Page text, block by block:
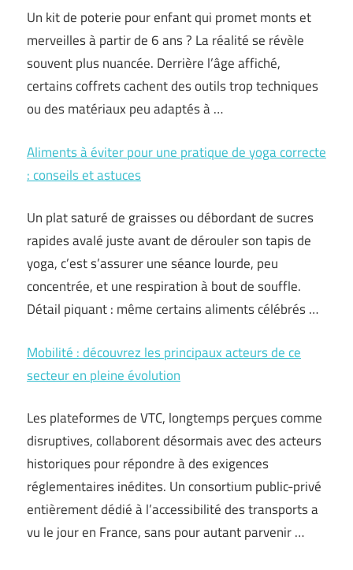
Un kit de poterie pour enfant qui promet monts et
merveilles à partir de 6 ans ? La réalité se révèle
souvent plus nuancée. Derrière l’âge affiché,
certains coffrets cachent des outils trop techniques
ou des matériaux peu adaptés à …
Aliments à éviter pour une pratique de yoga correcte
: conseils et astuces
Un plat saturé de graisses ou débordant de sucres
rapides avalé juste avant de dérouler son tapis de
yoga, c’est s’assurer une séance lourde, peu
concentrée, et une respiration à bout de souffle.
Détail piquant : même certains aliments célébrés …
Mobilité : découvrez les principaux acteurs de ce
secteur en pleine évolution
Les plateformes de VTC, longtemps perçues comme
disruptives, collaborent désormais avec des acteurs
historiques pour répondre à des exigences
réglementaires inédites. Un consortium public-privé
entièrement dédié à l’accessibilité des transports a
vu le jour en France, sans pour autant parvenir …